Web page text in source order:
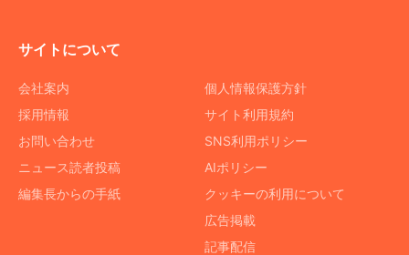
サイトについて
会社案内
採用情報
お問い合わせ
ニュース読者投稿
編集長からの手紙
個人情報保護方針
サイト利用規約
SNS利用ポリシー
AIポリシー
クッキーの利用について
広告掲載
記事配信